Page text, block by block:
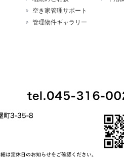
空き家管理サポート
管理物件ギャラリー